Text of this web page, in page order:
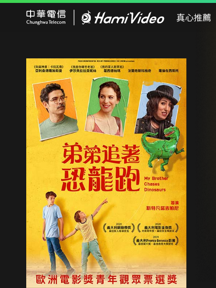
真心推薦